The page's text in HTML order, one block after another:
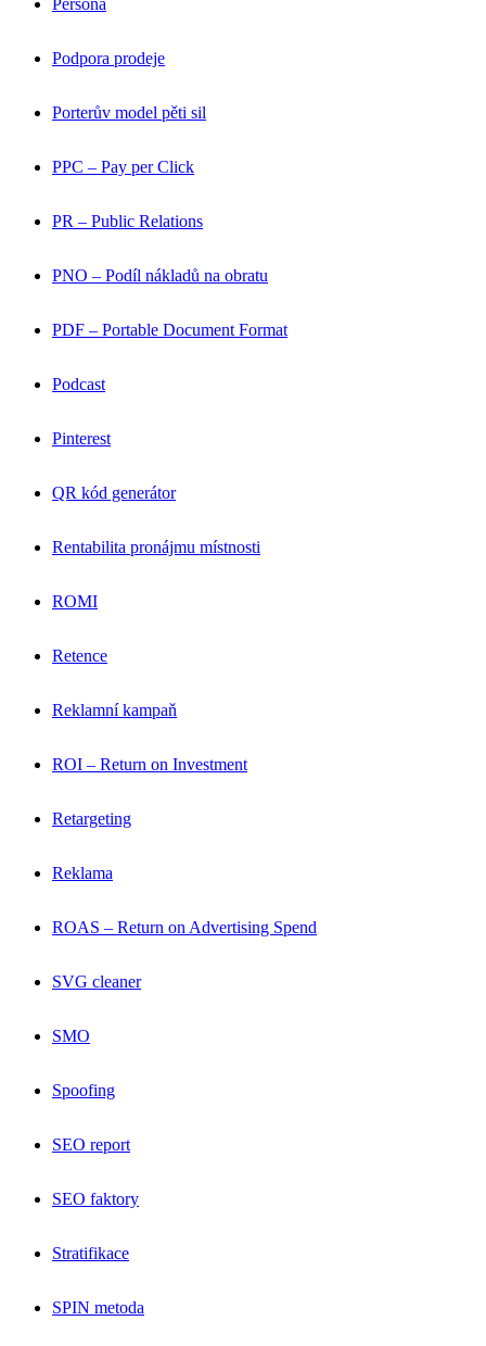
Podpora prodeje
Porterův model pěti sil
PPC – Pay per Click
PR – Public Relations
PNO – Podíl nákladů na obratu
PDF – Portable Document Format
Podcast
Pinterest
QR kód generátor
Rentabilita pronájmu místnosti
ROMI
Retence
Reklamní kampaň
ROI – Return on Investment
Retargeting
Reklama
ROAS – Return on Advertising Spend
SVG cleaner
SMO
Spoofing
SEO report
SEO faktory
Stratifikace
SPIN metoda